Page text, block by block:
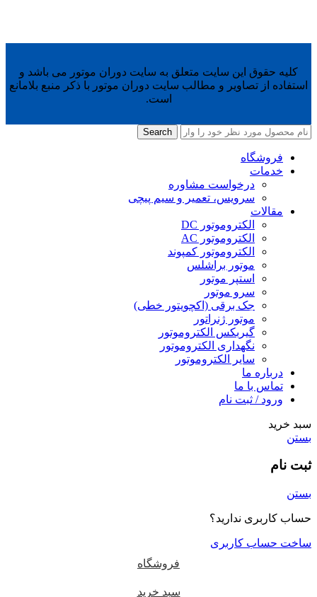
کلیه حقوق این سایت متعلق به سایت دوران موتور می باشد و
استفاده از تصاویر و مطالب سایت دوران موتور با ذکر منبع بلامانع
است.
Search
فروشگاه
خدمات
درخواست مشاوره
سرویس، تعمیر و سیم پیچی
مقالات
الکتروموتور DC
الکتروموتور AC
الکتروموتور کمپوند
موتور براشلس
استپر موتور
سرو موتور
جک برقی (اکچویتور خطی)
موتور ژنراتور
گیربکس الکتروموتور
نگهداری الکتروموتور
سایر الکتروموتور
درباره ما
تماس با ما
ورود / ثبت نام
سبد خرید
بستن
ثبت نام
بستن
حساب کاربری ندارید؟
ساخت حساب کاربری
فروشگاه
0سبد خرید